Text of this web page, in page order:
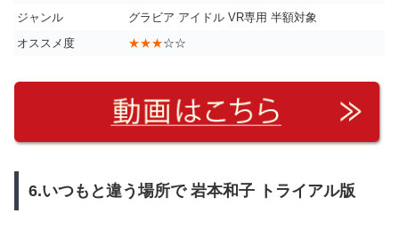
ジャンル
グラビア アイドル VR専用 半額対象
オススメ度
★★★☆☆
6.いつもと違う場所で 岩本和子 トライアル版